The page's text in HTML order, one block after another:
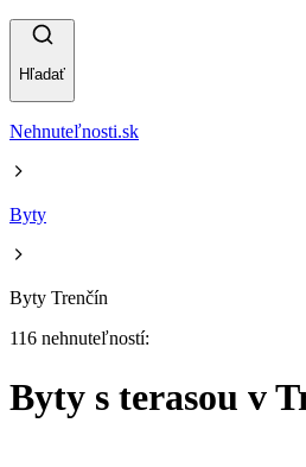
Hľadať
Nehnuteľnosti.sk
Byty
Byty Trenčín
116 nehnuteľností:
Byty s terasou v